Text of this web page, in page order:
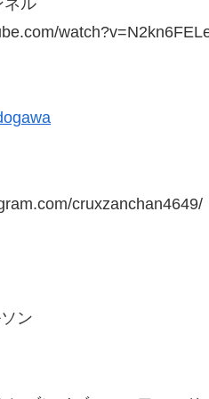
cruxzanchan4649/
ン